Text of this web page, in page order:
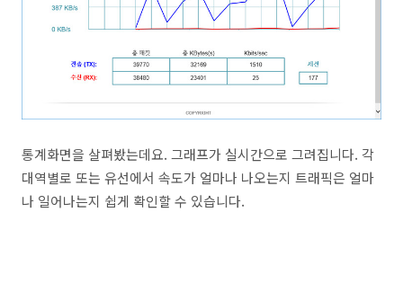
통계화면을 살펴봤는데요. 그래프가 실시간으로 그려집니다. 각
대역별로 또는 유선에서 속도가 얼마나 나오는지 트래픽은 얼마
나 일어나는지 쉽게 확인할 수 있습니다.